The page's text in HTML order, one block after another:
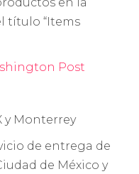
título “Items
Post
y Monterrey
de entrega de
de México y